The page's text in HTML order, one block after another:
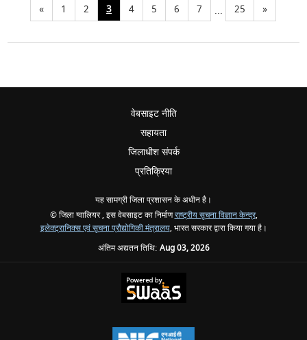
« 1 2 3 4 5 6 7 ... 25 »
वेबसाइट नीति
सहायता
जिलाधीश संपर्क
प्रतिक्रिया
यह सामग्री जिला प्रशासन के अधीन है।
© जिला ग्वालियर , इस वेबसाइट का निर्माणराष्ट्रीय सूचना विज्ञान केन्द्र,
इलेक्ट्रानिक्स एवं सूचना प्रौद्योगिकी मंत्रालय, भारत सरकार द्वारा किया गया है।
अंतिम अद्यतन तिथि: Aug 03, 2026